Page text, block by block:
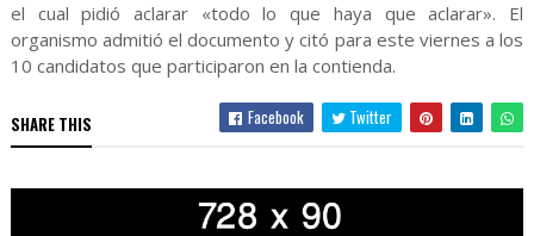
el cual pidió aclarar «todo lo que haya que aclarar». El
organismo admitió el documento y citó para este viernes a los
10 candidatos que participaron en la contienda.
SHARE THIS Facebook Twitter